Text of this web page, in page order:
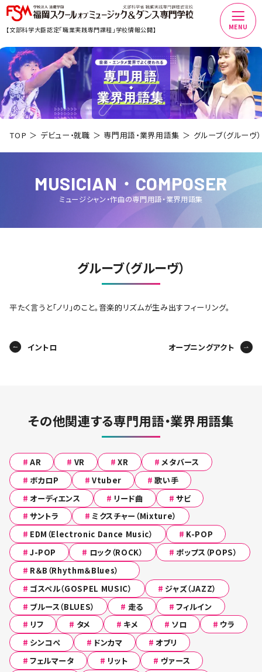
【文部科学大臣認定「職業実践専門課程」学校情報公開】 MENU
TOP デビュー・就職 専門用語・業界用語集 グルーブ（グルーヴ）
MUSICIAN・COMPOSER
ミュージシャン・作曲の専門用語・業界用語集
グルーブ（グルーヴ）
平たく言うと「ノリ」のこと。音楽的リズムが生み出すフィーリング。
イントロ オープニングアクト
その他関連する専門用語・業界用語集
# AR # VR # XR # メタバース
# ボカロP # Vtuber # 歌い手
# オーディエンス # リード曲 # サビ
# サントラ # ミクスチャー（Mixture）
# EDM（Electronic Dance Music） # K-POP
# J-POP # ロック（ROCK） # ポップス（POPS）
# R＆B（Rhythm＆Blues）
# ゴスペル（GOSPEL MUSIC） # ジャズ（JAZZ）
# ブルース（BLUES） # 走る # フィルイン
# リフ # タメ # キメ # ソロ # ウラ
# シンコぺ # ドンカマ # オブリ
# フェルマータ # リット # ヴァース